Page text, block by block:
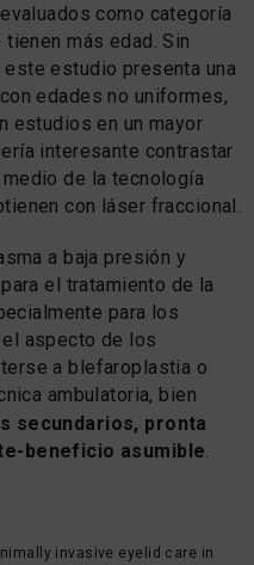
como categoría
más edad. Sin
estudio presenta una
edades no uniformes,
estudios en un mayor
interesante contrastar
de la tecnología
con láser fraccional.
a baja presión y
el tratamiento de la
para los
aspecto de los
a blefaroplastia o
ambulatoria, bien
secundarios, pronta
beneficio asumible.
invasive eyelid care in